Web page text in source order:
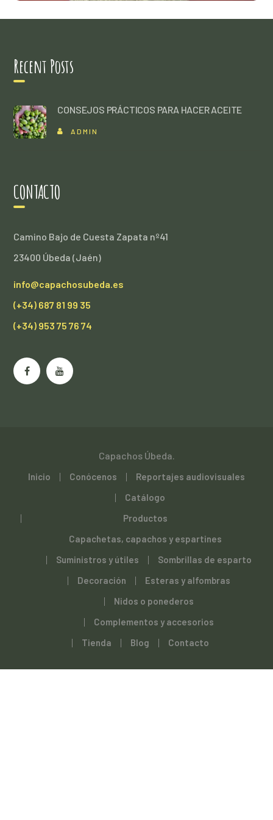
Recent Posts
CONSEJOS PRÁCTICOS PARA HACER ACEITE
ADMIN
CONTACTO
Camino Bajo de Cuesta Zapata nº41
23400 Úbeda (Jaén)
info@capachosubeda.es
(+34) 687 81 99 35
(+34) 953 75 76 74
Capachos Úbeda.
Inicio Conócenos
Reportajes audiovisuales
Catálogo
Productos
Capachetas, capachos y espartines
Suministros y útiles
Sombrillas de esparto
Decoración
Esteras y alfombras
Nidos o ponederos
Complementos y accesorios
Tienda
Blog Contacto